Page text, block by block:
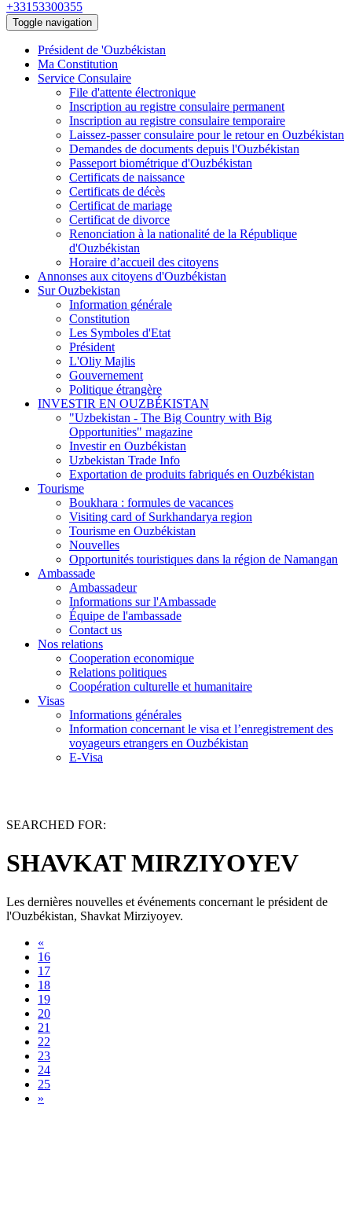
+33153300355
Toggle navigation
Président de 'Ouzbékistan
Ma Constitution
Service Consulaire
File d'attente électronique
Inscription au registre consulaire permanent
Inscription au registre consulaire temporaire
Laissez-passer consulaire pour le retour en Ouzbékistan
Demandes de documents depuis l'Ouzbékistan
Passeport biométrique d'Ouzbékistan
Certificats de naissance
Certificats de décès
Certificat de mariage
Certificat de divorce
Renonciation à la nationalité de la République
d'Ouzbékistan
Horaire d’accueil des citoyens
Annonses aux citoyens d'Ouzbékistan
Sur Ouzbekistan
Information générale
Constitution
Les Symboles d'Etat
Président
L'Oliy Majlis
Gouvernement
Politique étrangère
INVESTIR EN OUZBÉKISTAN
"Uzbekistan - The Big Country with Big
Opportunities" magazine
Investir en Ouzbékistan
Uzbekistan Trade Info
Exportation de produits fabriqués en Ouzbékistan
Tourisme
Boukhara : formules de vacances
Visiting card of Surkhandarya region
Tourisme en Ouzbékistan
Nouvelles
Opportunités touristiques dans la région de Namangan
Ambassade
Ambassadeur
Informations sur l'Ambassade
Équipe de l'ambassade
Contact us
Nos relations
Cooperation economique
Relations politiques
Coopération culturelle et humanitaire
Visas
Informations générales
Information concernant le visa et l’enregistrement des
voyageurs etrangers en Ouzbékistan
E-Visa
SEARCHED FOR:
SHAVKAT MIRZIYOYEV
Les dernières nouvelles et événements concernant le président de
l'Ouzbékistan, Shavkat Mirziyoyev.
«
16
17
18
19
20
21
22
23
24
25
»